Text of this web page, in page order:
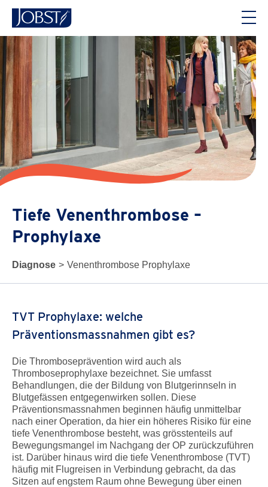
Tiefe Venenthrombose –
Prophylaxe
Diagnose > Venenthrombose Prophylaxe
TVT Prophylaxe: welche
Präventionsmassnahmen gibt es?
Die Thromboseprävention wird auch als
Thromboseprophylaxe bezeichnet. Sie umfasst
Behandlungen, die der Bildung von Blutgerinnseln in
Blutgefässen entgegenwirken sollen. Diese
Präventionsmassnahmen beginnen häufig unmittelbar
nach einer Operation, da hier ein höheres Risiko für eine
tiefe Venenthrombose besteht, was grösstenteils auf
Bewegungsmangel im Nachgang der OP zurückzuführen
ist. Darüber hinaus wird die tiefe Venenthrombose (TVT)
häufig mit Flugreisen in Verbindung gebracht, da das
Sitzen auf engstem Raum ohne Bewegung über einen